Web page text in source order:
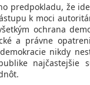
predpokladu, že
k moci
ochrana
a právne
nikdy